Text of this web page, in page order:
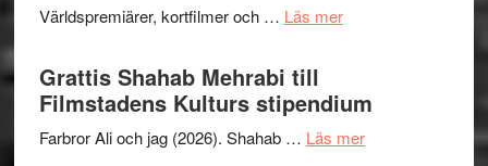
X-
I
Want
to
Believe
Världspremiärer, kortfilmer och … Läs merom
presenterar
19
Grattis Shahab Mehrabi till
Filmstadens Kulturs stipendium
Farbror Ali och jag (2026). Shahab … Läs merom